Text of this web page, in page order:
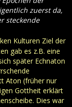
zuerst da,
steckende
Kulturen Ziel der
gab es z.B. eine
später Echnaton
Aton (früher nur
Gottheit erklärt
Dies war